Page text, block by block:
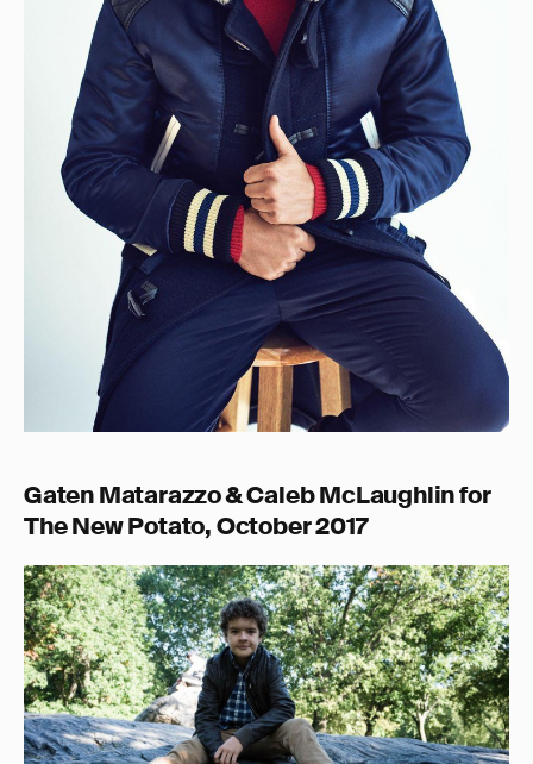
Gaten Matarazzo & Caleb McLaughlin for
The New Potato, October 2017